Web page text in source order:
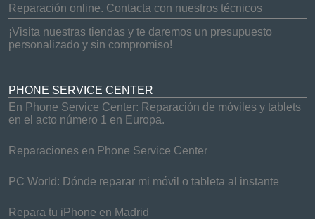
Reparación online. Contacta con nuestros técnicos
¡Visita nuestras tiendas y te daremos un presupuesto
personalizado y sin compromiso!
PHONE SERVICE CENTER
En Phone Service Center: Reparación de móviles y tablets
en el acto número 1 en Europa.
Reparaciones en Phone Service Center
PC World: Dónde reparar mi móvil o tableta al instante
Repara tu iPhone en Madrid